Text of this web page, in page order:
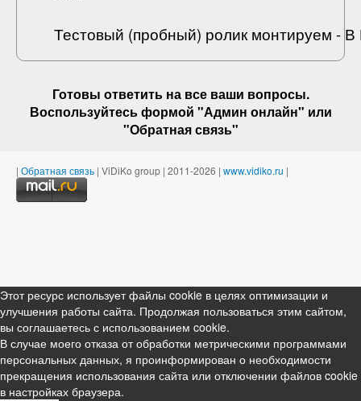
Тестовый (пробный) ролик монтируем -
Готовы ответить на все ваши вопросы.
Воспользуйтесь формой "Админ онлайн" или
"Обратная связь"
| Обратная связь | ViDiKo group | 2011-2026 | www.vidiko.ru |
Этот ресурс использует файлы cookie в целях оптимизации и
улучшения работы сайта. Продолжая пользоваться этим сайтом,
вы соглашаетесь с использованием cookie.
В случае моего отказа от обработки метрическими программами
персональных данных, я проинформирован о необходимости
прекращения использования сайта или отключении файлов cookie
в настройках браузера.